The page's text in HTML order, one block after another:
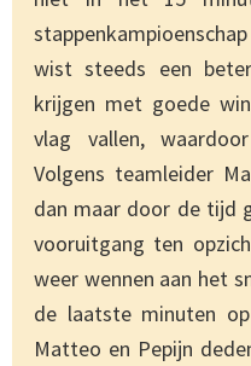
wist steeds een
krijgen met goede
vlag vallen,
Volgens teamleider
dan maar door de tijd
vooruitgang ten
weer wennen aan het
de laatste minuten
Matteo en Pepijn